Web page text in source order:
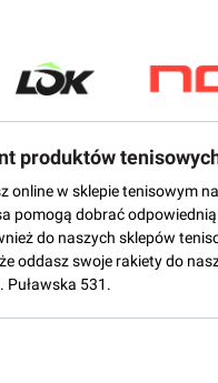
produktów
online w sklepie tenisowym
pomogą dobrać
do naszych sklepów
oddasz swoje rakiety do
531.